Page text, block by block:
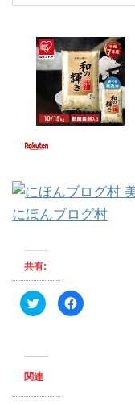
にほんブログ村
共有:
ク
リ
T
i
t
F
a
関連